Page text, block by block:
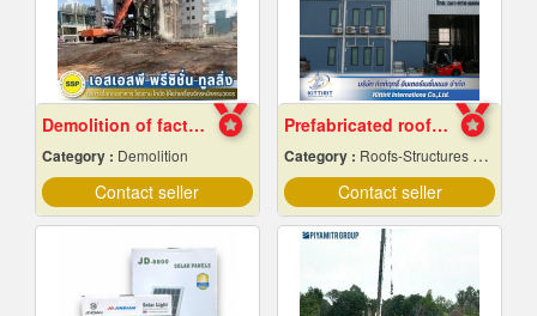
Demolition of factory in Samut Prakan
Category : Demolition
Contact seller
Prefabricated roof structure manufacturing plant
Category : Roofs-Structures & Trusses
Contact seller